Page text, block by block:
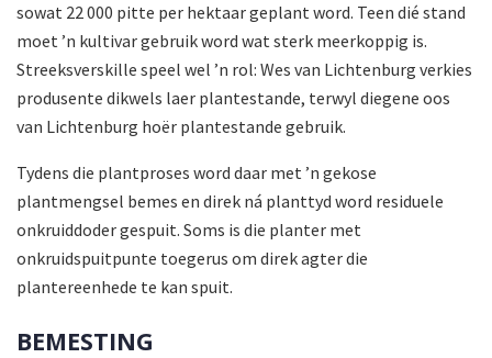
sowat 22 000 pitte per hektaar geplant word. Teen dié stand
moet ’n kultivar gebruik word wat sterk meerkoppig is.
Streeksverskille speel wel ’n rol: Wes van Lichtenburg verkies
produsente dikwels laer plantestande, terwyl diegene oos
van Lichtenburg hoër plantestande gebruik.
Tydens die plantproses word daar met ’n gekose
plantmengsel bemes en direk ná planttyd word residuele
onkruiddoder gespuit. Soms is die planter met
onkruidspuitpunte toegerus om direk agter die
plantereenhede te kan spuit.
BEMESTING